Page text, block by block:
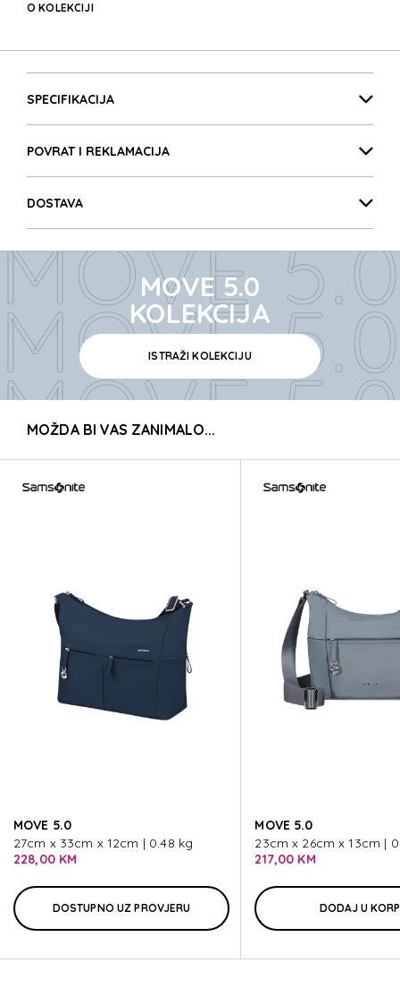
O KOLEKCIJI
SPECIFIKACIJA
POVRAT I REKLAMACIJA
DOSTAVA
MOVE 5.0
MOVE 5.0
MOVE 5.0
MOVE 5.0
MOVE 5.0
MOVE 5.0
MOVE 5.0
MOVE 5.0
MOVE 5.0
MOVE 5.0
MOVE 5.0
MOVE 5.0
MOVE 5.0
KOLEKCIJA
ISTRAŽI KOLEKCIJU
MOŽDA BI VAS ZANIMALO...
MOVE 5.0
27cm x 33cm x 12cm | 0.48 kg
228,00 KM
DOSTUPNO UZ PROVJERU
MOVE 5.0
23cm x 26cm x 13cm |
217,00 KM
DODAJ U